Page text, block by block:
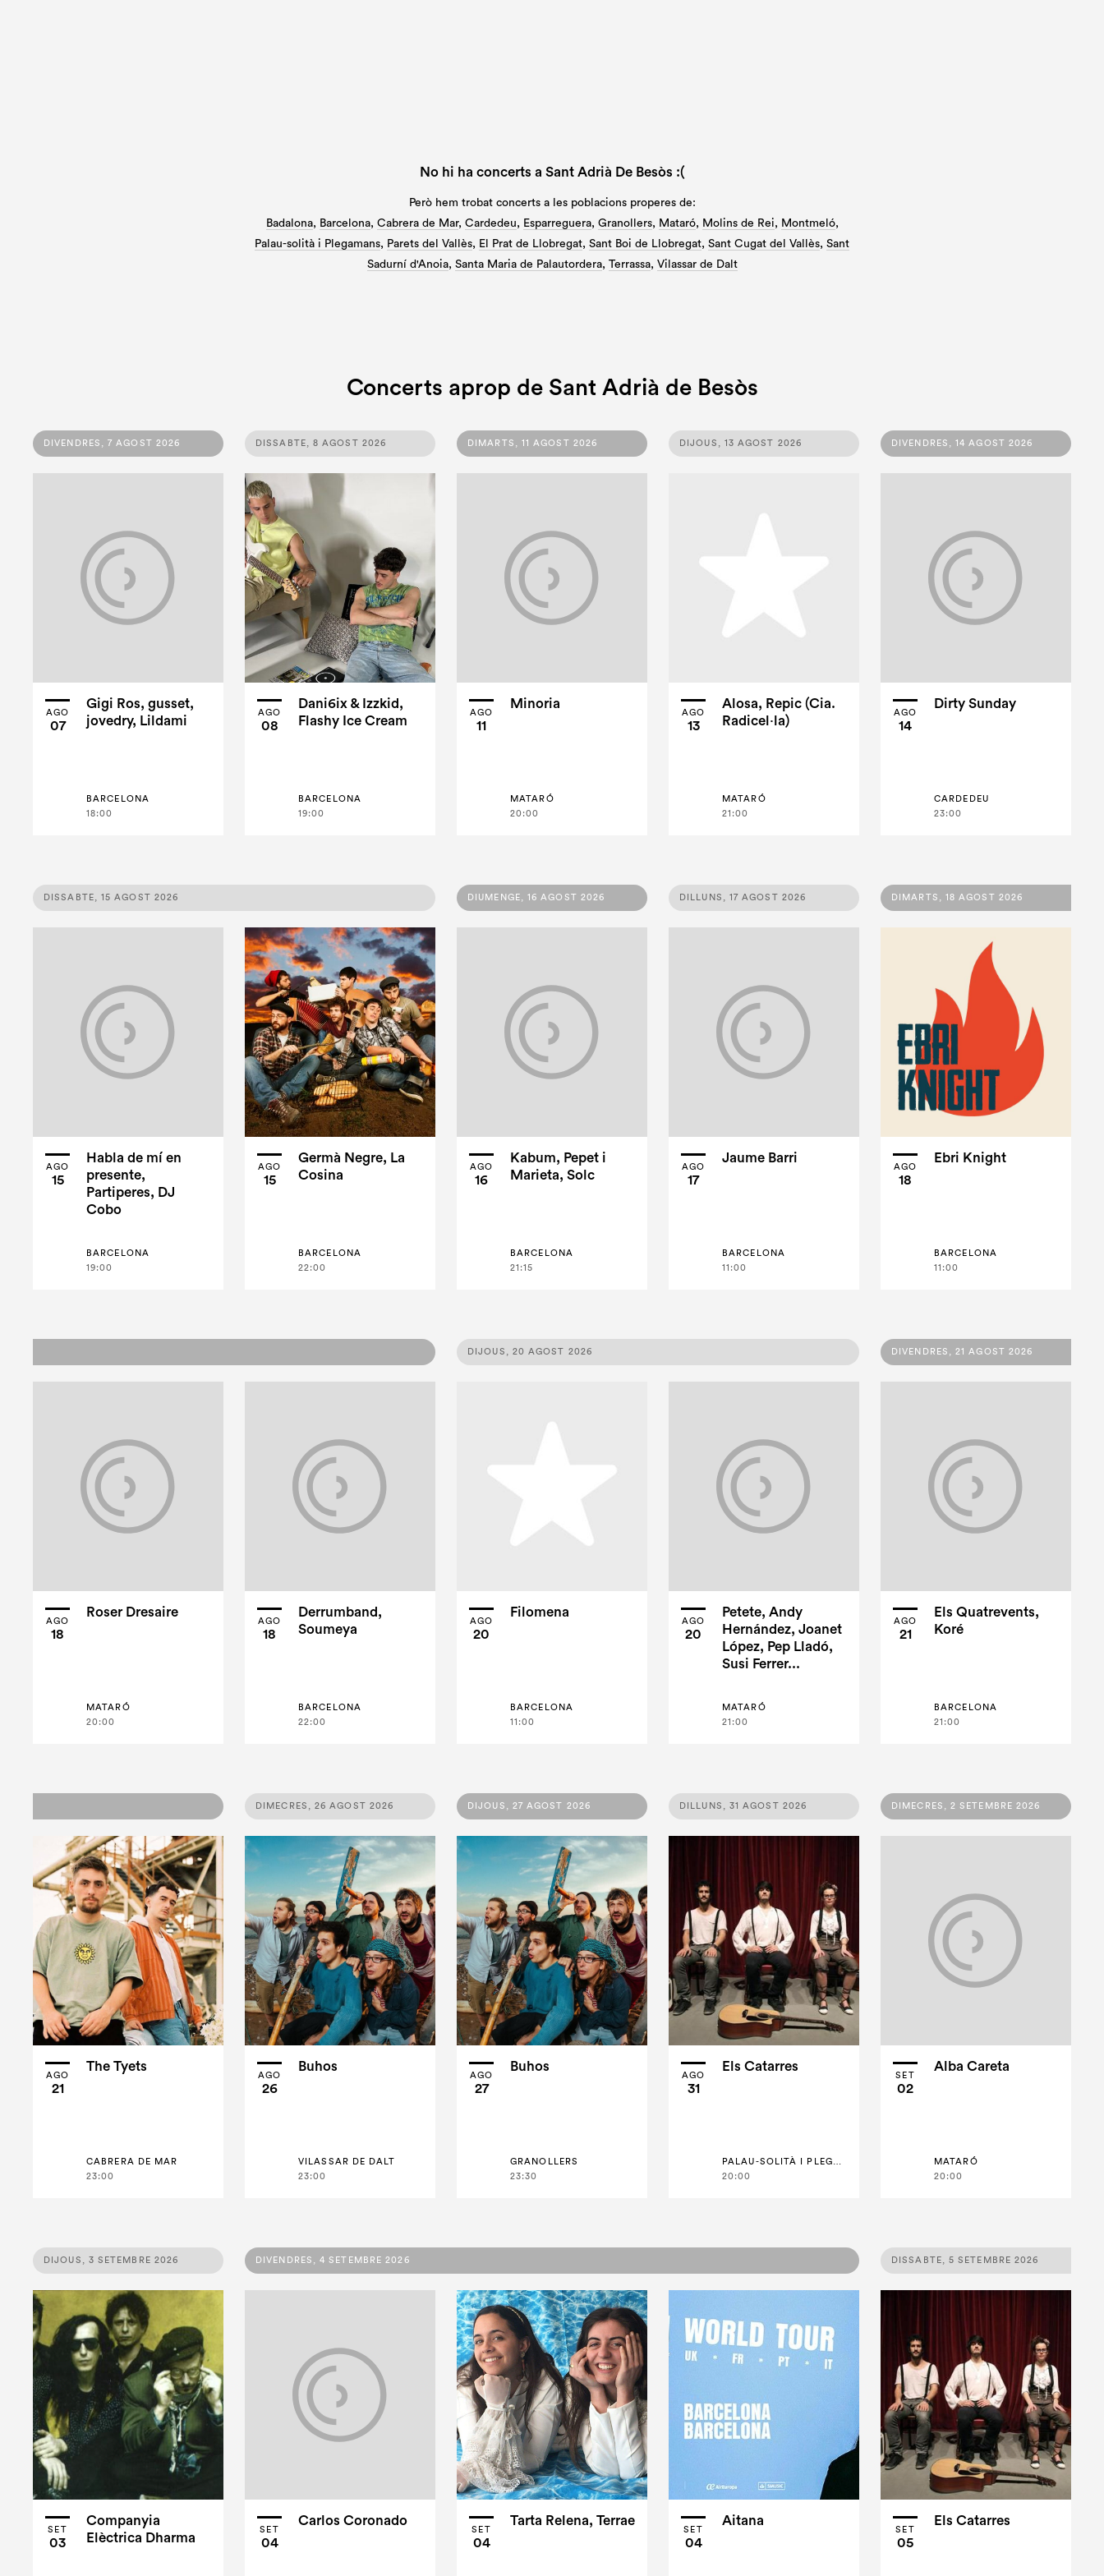
No hi ha concerts a Sant Adrià De Besòs :(
Però hem trobat concerts a les poblacions properes de:
Badalona, Barcelona, Cabrera de Mar, Cardedeu, Esparreguera, Granollers, Mataró, Molins de Rei, Montmeló,
Palau-solità i Plegamans, Parets del Vallès, El Prat de Llobregat, Sant Boi de Llobregat, Sant Cugat del Vallès, Sant
Sadurní d'Anoia, Santa Maria de Palautordera, Terrassa, Vilassar de Dalt
Concerts aprop de Sant Adrià de Besòs
DIVENDRES, 7 AGOST 2026
AGO
07
Gigi Ros, gusset,
jovedry, Lildami
BARCELONA
18:00
DISSABTE, 8 AGOST 2026
AGO
08
Dani6ix & Izzkid,
Flashy Ice Cream
BARCELONA
19:00
DIMARTS, 11 AGOST 2026
AGO
11
Minoria
MATARÓ
20:00
DIJOUS, 13 AGOST 2026
AGO
13
Alosa, Repic (Cia.
Radicel·la)
MATARÓ
21:00
DIVENDRES, 14 AGOST 2026
AGO
14
Dirty Sunday
CARDEDEU
23:00
DISSABTE, 15 AGOST 2026
AGO
15
Habla de mí en
presente,
Partiperes, DJ
Cobo
BARCELONA
19:00
AGO
15
Germà Negre, La
Cosina
BARCELONA
22:00
DIUMENGE, 16 AGOST 2026
AGO
16
Kabum, Pepet i
Marieta, Solc
BARCELONA
21:15
DILLUNS, 17 AGOST 2026
AGO
17
Jaume Barri
BARCELONA
11:00
DIMARTS, 18 AGOST 2026
AGO
18
Ebri Knight
BARCELONA
11:00
AGO
18
Roser Dresaire
MATARÓ
20:00
AGO
18
Derrumband,
Soumeya
BARCELONA
22:00
DIJOUS, 20 AGOST 2026
AGO
20
Filomena
BARCELONA
11:00
AGO
20
Petete, Andy
Hernández, Joanet
López, Pep Lladó,
Susi Ferrer...
MATARÓ
21:00
DIVENDRES, 21 AGOST 2026
AGO
21
Els Quatrevents,
Koré
BARCELONA
21:00
AGO
21
The Tyets
CABRERA DE MAR
23:00
DIMECRES, 26 AGOST 2026
AGO
26
Buhos
VILASSAR DE DALT
23:00
DIJOUS, 27 AGOST 2026
AGO
27
Buhos
GRANOLLERS
23:30
DILLUNS, 31 AGOST 2026
AGO
31
Els Catarres
20:00
DIMECRES, 2 SETEMBRE 2026
SET
02
Alba Careta
MATARÓ
20:00
DIJOUS, 3 SETEMBRE 2026
SET
03
Companyia
Elèctrica Dharma
DIVENDRES, 4 SETEMBRE 2026
SET
04
Carlos Coronado
SET
04
Tarta Relena, Terrae
SET
04
Aitana
DISSABTE, 5 SETEMBRE 2026
SET
05
Els Catarres